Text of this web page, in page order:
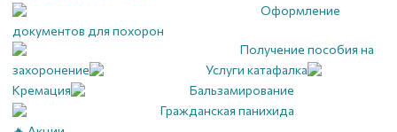
Оформление
документов для похорон
Получение пособия на
захоронение
Услуги катафалка
Кремация
Бальзамирование
Гражданская панихида